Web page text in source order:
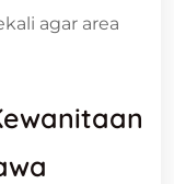
agar area